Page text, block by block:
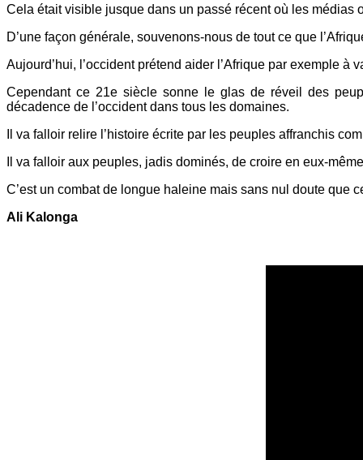
Cela était visible jusque dans un passé récent où les médias
D’une façon générale, souvenons-nous de tout ce que
Aujourd’hui, l’occident prétend aider l’Afrique par exemple à
Cependant ce 21e siècle sonne le glas de réveil des
décadence de l’occident dans tous les domaines.
Il va falloir relire l’histoire écrite par les peuples affranchis
Il va falloir aux peuples, jadis dominés, de croire en eux-
C’est un combat de longue haleine mais sans nul doute que
Ali Kalonga